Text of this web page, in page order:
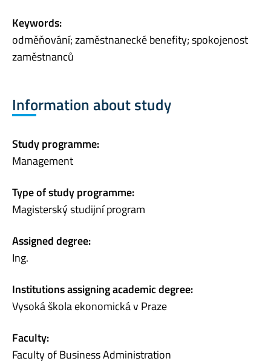
Keywords:
odměňování; zaměstnanecké benefity; spokojenost
zaměstnanců
Information about study
Study programme:
Management
Type of study programme:
Magisterský studijní program
Assigned degree:
Ing.
Institutions assigning academic degree:
Vysoká škola ekonomická v Praze
Faculty:
Faculty of Business Administration